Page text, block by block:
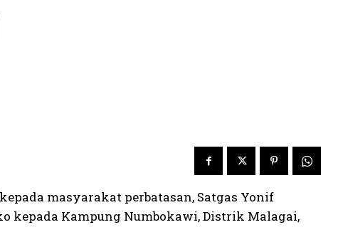
masyarakat perbatasan, Satgas Yonif
kepada Kampung Numbokawi, Distrik Malagai,